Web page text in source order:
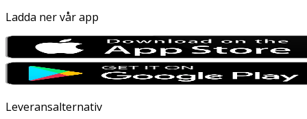
Ladda ner vår app
Leveransalternativ